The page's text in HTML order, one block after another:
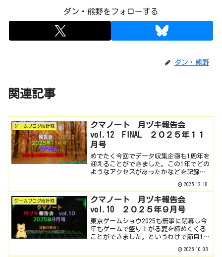
ダン・熊野をフォローする
ダン・熊野
関連記事
ゲームブログ統計録
クマノート 月ヅキ報告会
vol.12 FINAL ２０２５年１１
月号
めでたく今回でデータ収集企画も1周年を
迎えることができました。この1年でどの
ようなアクセスがあったかなどを記録と
っております。先日1周年の記事でお伝え
した通り今後は季節ごとのデータを取っ
ていくことにしまし...
2025.12.18
ゲームブログ統計録
クマノート 月ヅキ報告会
vol.10 ２０２５年９月号
東京ゲームショウ2025も無事に閉幕し今
年もゲームで盛り上がる夏を締めくくる
ことができました。というわけで節目10
取でございます。期間開幕直後に病気で
2025.10.03